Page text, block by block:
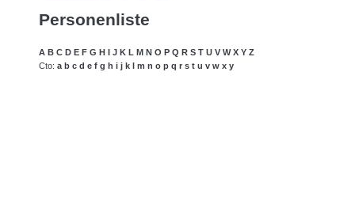
Personenliste
A B C D E F G H I J K L M N O P Q R S T U V W X Y Z
Cto: a b c d e f g h i j k l m n o p q r s t u v w x y